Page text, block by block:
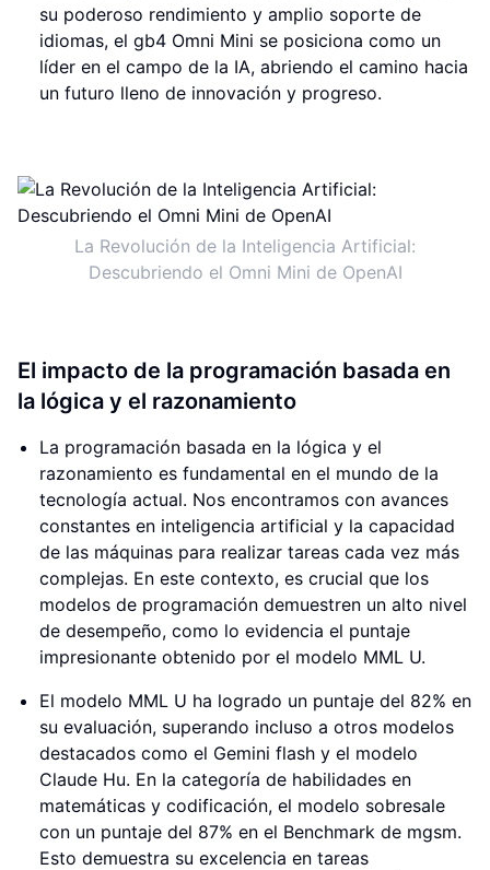
su poderoso rendimiento y amplio soporte de
idiomas, el gb4 Omni Mini se posiciona como un
líder en el campo de la IA, abriendo el camino hacia
un futuro lleno de innovación y progreso.
La Revolución de la Inteligencia Artificial:
Descubriendo el Omni Mini de OpenAI
El impacto de la programación basada en
la lógica y el razonamiento
La programación basada en la lógica y el
razonamiento es fundamental en el mundo de la
tecnología actual. Nos encontramos con avances
constantes en inteligencia artificial y la capacidad
de las máquinas para realizar tareas cada vez más
complejas. En este contexto, es crucial que los
modelos de programación demuestren un alto nivel
de desempeño, como lo evidencia el puntaje
impresionante obtenido por el modelo MML U.
El modelo MML U ha logrado un puntaje del 82% en
su evaluación, superando incluso a otros modelos
destacados como el Gemini flash y el modelo
Claude Hu. En la categoría de habilidades en
matemáticas y codificación, el modelo sobresale
con un puntaje del 87% en el Benchmark de mgsm.
Esto demuestra su excelencia en tareas